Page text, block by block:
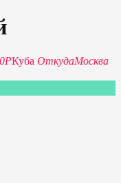
Куба ОткудаМосква